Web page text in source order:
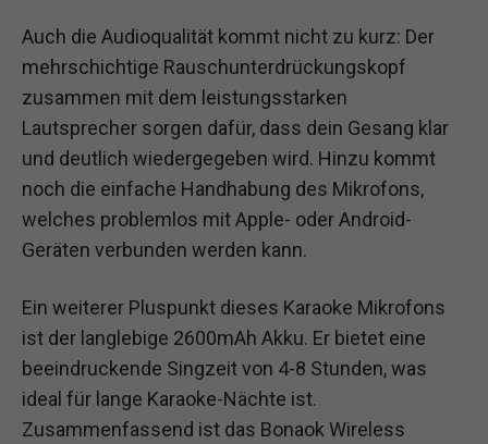
Auch die Audioqualität kommt nicht zu kurz: Der
mehrschichtige Rauschunterdrückungskopf
zusammen mit dem leistungsstarken
Lautsprecher sorgen dafür, dass dein Gesang klar
und deutlich wiedergegeben wird. Hinzu kommt
noch die einfache Handhabung des Mikrofons,
welches problemlos mit Apple- oder Android-
Geräten verbunden werden kann.
Ein weiterer Pluspunkt dieses Karaoke Mikrofons
ist der langlebige 2600mAh Akku. Er bietet eine
beeindruckende Singzeit von 4-8 Stunden, was
ideal für lange Karaoke-Nächte ist.
Zusammenfassend ist das Bonaok Wireless